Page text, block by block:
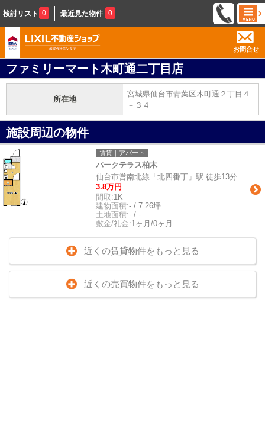
検討リスト 0 最近見た物件 0
お問合せ
ファミリーマート木町通二丁目店
所在地
宮城県仙台市青葉区木町通２丁目４
－３４
施設周辺の物件
賃貸｜アパート
パークテラス柏木
仙台市営南北線「北四番丁」駅 徒歩13分
3.8万円
間取:1K
建物面積:- / 7.26坪
土地面積:- / -
敷金/礼金:1ヶ月/0ヶ月
近くの賃貸物件をもっと見る
近くの売買物件をもっと見る